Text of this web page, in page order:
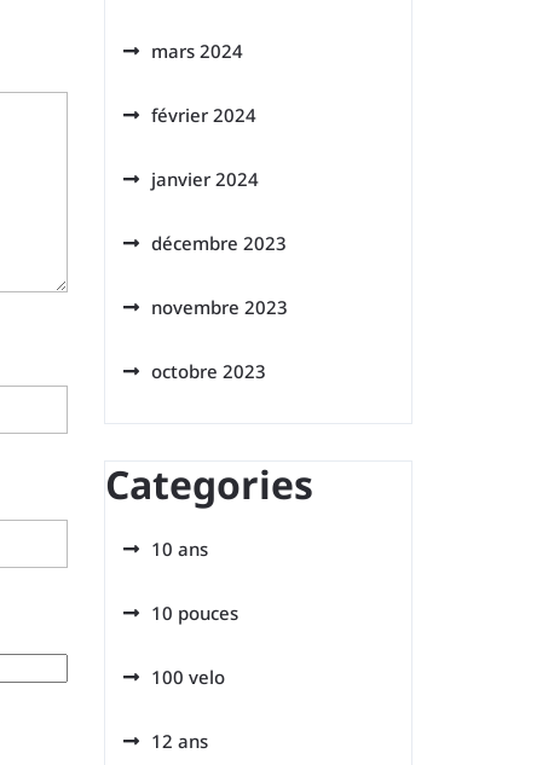
mars 2024
février 2024
janvier 2024
décembre 2023
novembre 2023
octobre 2023
Categories
10 ans
10 pouces
100 velo
12 ans